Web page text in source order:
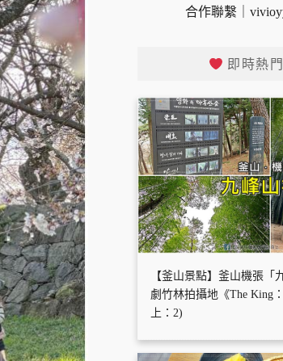
合作聯繫｜
即時熱
【釜山景點】釜山機張「
劇竹林拍攝地《The King
上：2)